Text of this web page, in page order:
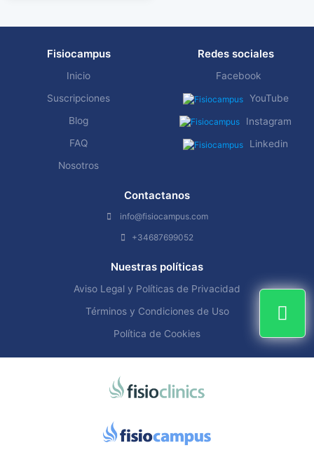
Fisiocampus
Inicio
Suscripciones
Blog
FAQ
Nosotros
Redes sociales
Facebook
YouTube
Instagram
Linkedin
Contactanos
info@fisiocampus.com
+34687699052
Nuestras políticas
Aviso Legal y Políticas de Privacidad
Términos y Condiciones de Uso
Política de Cookies